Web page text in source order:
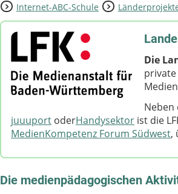
Internet-ABC-Schule
Die
Neben
juuuport oderHandysektor ist die
MedienKompetenz Forum Südwest,
Die medienpädagogischen